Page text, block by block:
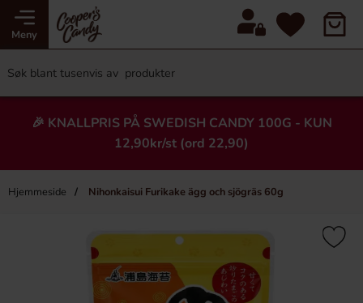
Meny
🎉 KNALLPRIS PÅ SWEDISH CANDY 100G - KUN
12,90kr/st (ord 22,90)
Hjemmeside Nihonkaisui Furikake ägg och sjögräs 60g
Heading
×